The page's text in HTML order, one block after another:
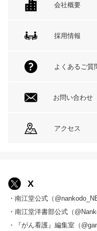
会社概要
採用情報
よくあるご質
お問い合わせ
アクセス
X
・南江堂公式（
・南江堂洋書部公式（
・『がん看護』編集室（